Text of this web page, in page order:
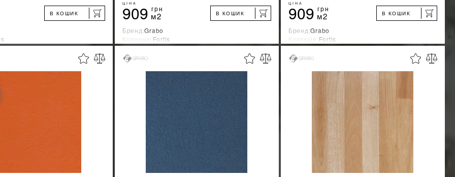
В КОШИК
Венгрия
%
ЦІНА
909 грн
м2 В КОШИК
Бренд:Grabo
Колекція:Fortis
Країна-виробник:Венгрия
%
КУПИТИ
ЦІНА
909 грн
м2 В КОШИК
Бренд:Grabo
Колекція:Fortis
Країна-виробник:Венгрия
%
КУПИТИ